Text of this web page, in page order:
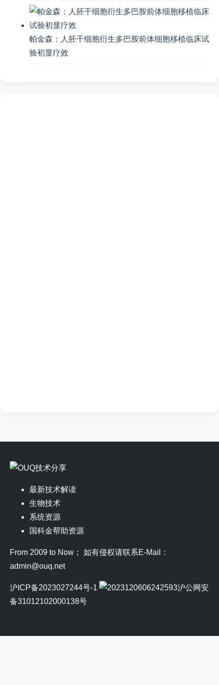
帕金森：人胚干细胞衍生多巴胺前体细胞移植临床试
验初显疗效
最新技术解读
生物技术
系统资源
国科金帮助资源
From 2009 to Now； 如有侵权请联系E-Mail：
admin@ouq.net
沪ICP备2023027244号-1
沪公网安
备31012102000138号